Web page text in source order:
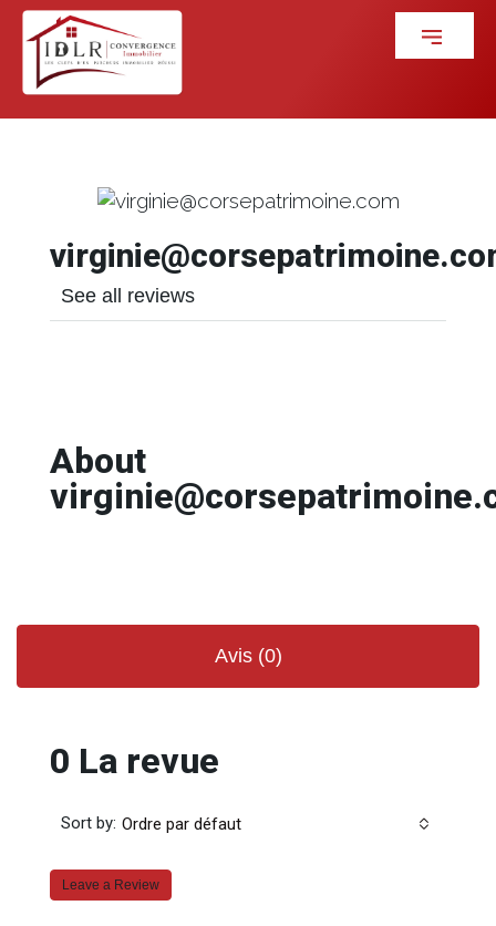
See all reviews
About
Avis (0)
0 La revue
Sort by: Ordre par défaut
Leave a Review